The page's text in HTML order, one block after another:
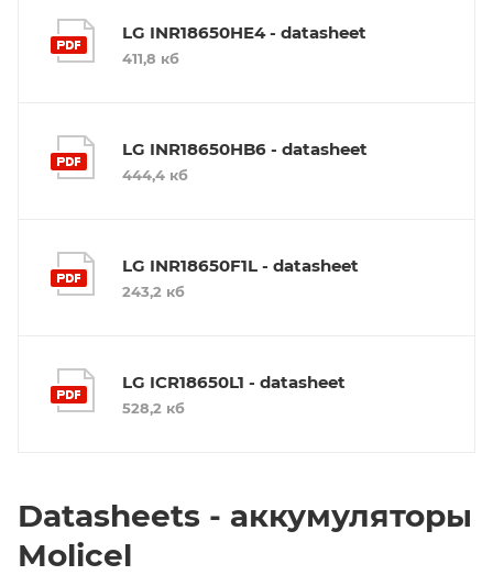
LG INR18650HE4 - datasheet
411,8 кб
LG INR18650HB6 - datasheet
444,4 кб
LG INR18650F1L - datasheet
243,2 кб
LG ICR18650L1 - datasheet
528,2 кб
Datasheets - аккумуляторы
Molicel